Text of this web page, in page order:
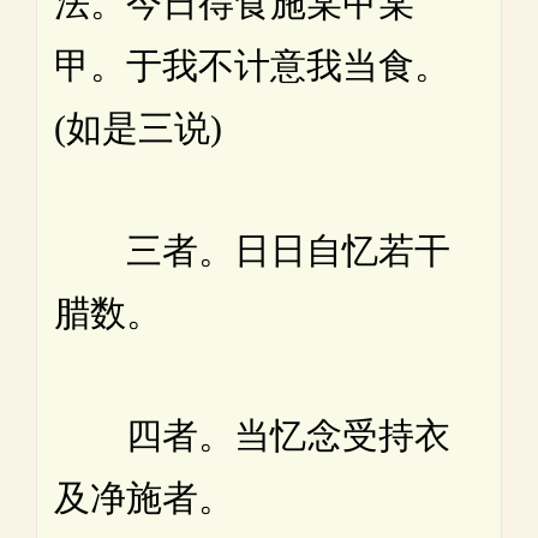
甲。于我不计意我当食。
(如是三说)
三者。日日自忆若干
腊数。
四者。当忆念受持衣
及净施者。